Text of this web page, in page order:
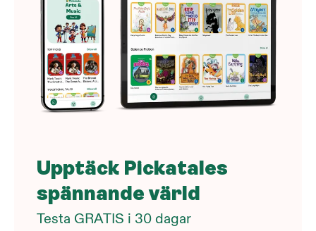
Upptäck Pickatales
spännande värld
Testa GRATIS i 30 dagar